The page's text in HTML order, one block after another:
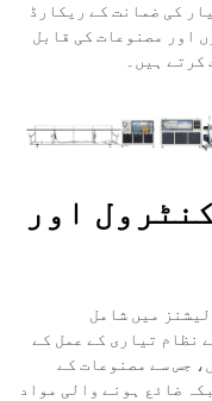
کی ضمانت کے ریکارڈ
اور مصنوعات کی قابل
کرتے ہیں۔
اور
میں شامل
نظام تیاری کے عمل کے
جس سے مصنوعات کے
ضائع ہونے والی مواد